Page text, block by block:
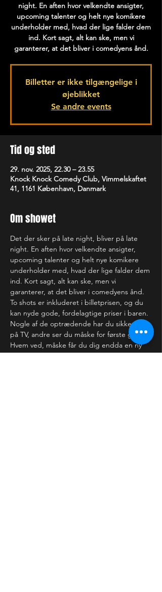
night. En aften hvor velkendte ansigter,
upcoming talenter og helt nye komikere
underholder med, hvad der lige falder dem
ind. Kort sagt, alt kan ske, men vi
garanterer, at det bliver i comedyens ånd.
Billetter er ikke tilgængelige i
øjeblikket
Se andre events
Tid og sted
29. nov. 2025, 22.30 – 23.55
Knock Knock Comedy Club, Vimmelskaftet
41, 1161 København, Danmark
Om showet
Det der sker på late night, bliver på late
night. En aften hvor velkendte ansigter,
upcoming talenter og helt nye komikere
underholder med, hvad der lige falder dem
ind. Kort sagt, alt kan ske, men vi
garanterer, at det bliver i comedyens ånd.
To shots er inkluderet i billetprisen, og du
kan nyde gode, fordelagtige priser i baren.
Nogle af de optrædende har du sikkert set
på TV, andre ser du måske for første gang.
Hvem ved, måske får du dig endda en ny
yndlingskomiker. Uanset hvad, er der intet